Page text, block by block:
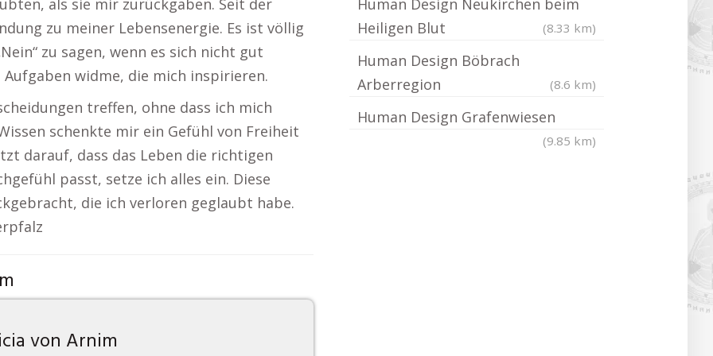
als sie mir zurückgaben. Seit der
zu meiner Lebensenergie. Es ist völlig
zu sagen, wenn es sich nicht gut
widme, die mich inspirieren.
treffen, ohne dass ich mich
schenkte mir ein Gefühl von Freiheit
darauf, dass das Leben die richtigen
passt, setze ich alles ein. Diese
die ich verloren geglaubt habe.
von Arnim
Human Design Neukirchen beim
Heiligen Blut
(8.33 km)
Human Design Böbrach
Arberregion
(8.6 km)
Human Design Grafenwiesen
(9.85 km)